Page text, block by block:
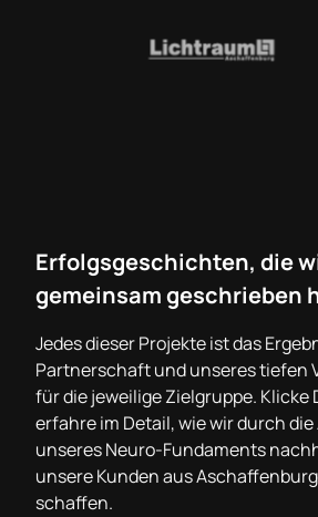
Erfolgsgeschichten, die
gemeinsam geschrieben
Jedes dieser Projekte ist das
Partnerschaft und unseres tiefen
für die jeweilige Zielgruppe. Klicke
erfahreim Detail, wie wir durch
unseres Neuro-Fundaments
unsere Kunden aus
schaffen.